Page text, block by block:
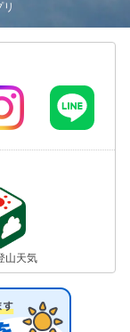
山天気